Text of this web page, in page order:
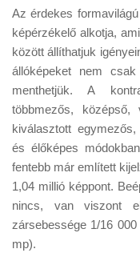
Az érdekes
képérzékelő alkotja,
között állíthatjuk
állóképeket nem
menthetjük. A
többmezős, középső,
kiválasztott
és élőképes
fentebb már említett
1,04 millió képpont.
nincs, van viszont
zársebessége 1/16
mp).